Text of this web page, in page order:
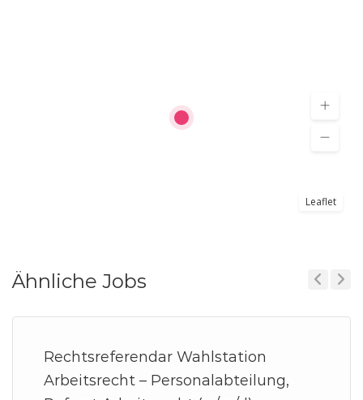
Leaflet
Ähnliche Jobs
Rechtsreferendar Wahlstation
Arbeitsrecht – Personalabteilung,